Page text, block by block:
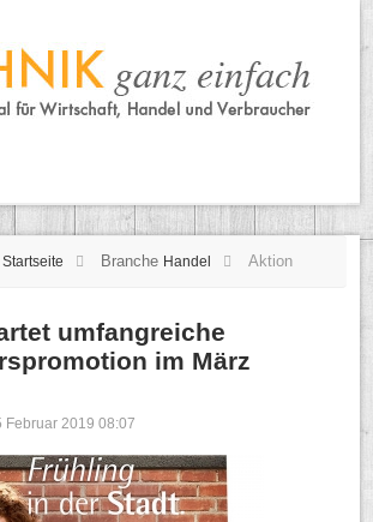
Startseite Branche Handel Aktion
umfangreiche
im März
Februar 2019 08:07